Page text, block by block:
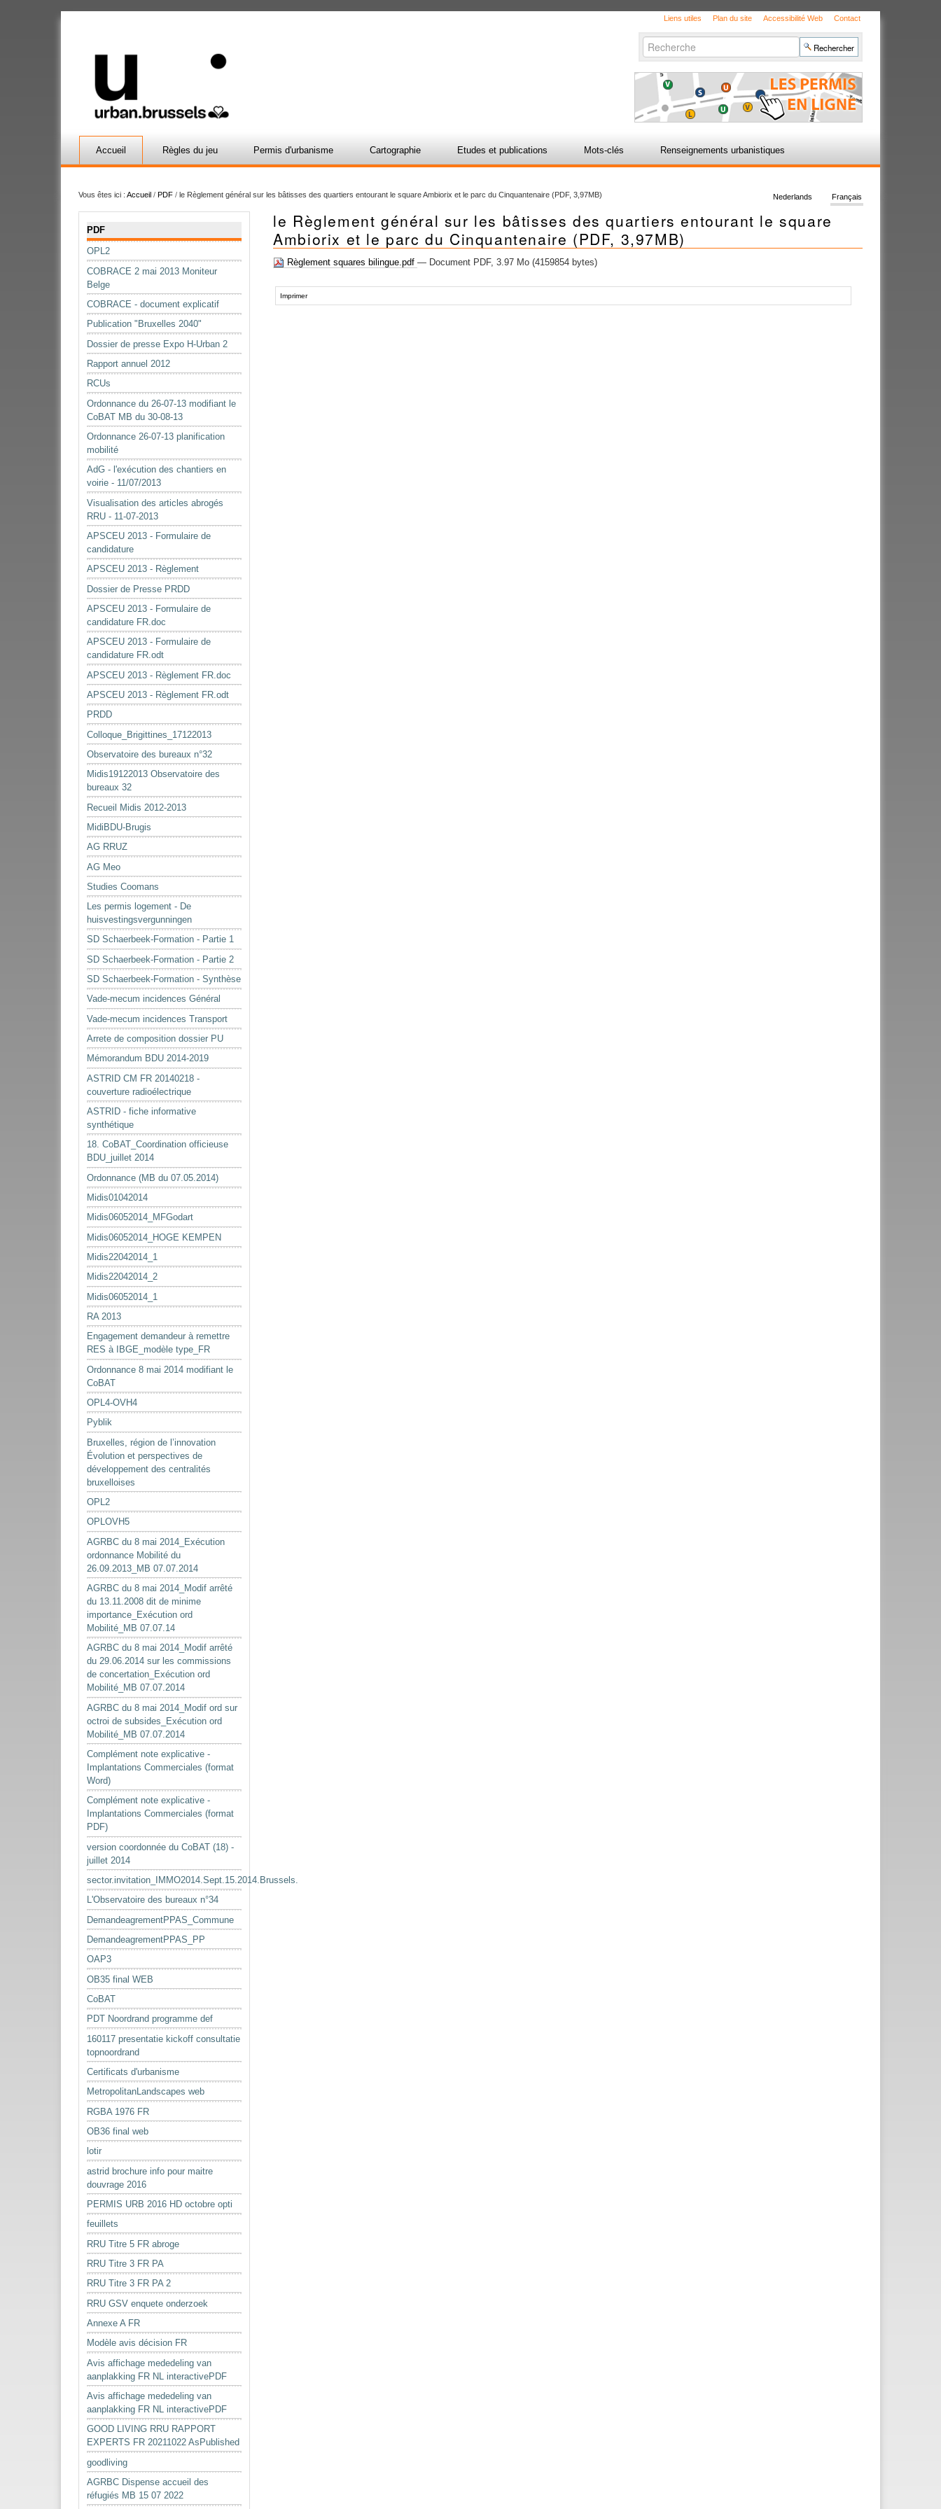
Liens utiles Plan du site Accessibilité Web Contact
Chercher par
avancée…
Accueil Règles du jeu Permis d'urbanisme Cartographie Etudes et publications Mots-clés Renseignements urbanistiques
Vous êtes ici : Accueil / PDF / le Règlement général sur les bâtisses des quartiers entourant le square Ambiorix et le parc du Cinquantenaire (PDF, 3,97MB) Français
Nederlands
PDF
OPL2
COBRACE 2 mai 2013 Moniteur
Belge
COBRACE - document explicatif
Publication "Bruxelles 2040"
Dossier de presse Expo H-Urban 2
Rapport annuel 2012
RCUs
Ordonnance du 26-07-13 modifiant le
CoBAT MB du 30-08-13
Ordonnance 26-07-13 planification
mobilité
AdG - l'exécution des chantiers en
voirie - 11/07/2013
Visualisation des articles abrogés
RRU - 11-07-2013
APSCEU 2013 - Formulaire de
candidature
APSCEU 2013 - Règlement
Dossier de Presse PRDD
APSCEU 2013 - Formulaire de
candidature FR.doc
APSCEU 2013 - Formulaire de
candidature FR.odt
APSCEU 2013 - Règlement FR.doc
APSCEU 2013 - Règlement FR.odt
PRDD
Colloque_Brigittines_17122013
Observatoire des bureaux n°32
Midis19122013 Observatoire des
bureaux 32
Recueil Midis 2012-2013
MidiBDU-Brugis
AG RRUZ
AG Meo
Studies Coomans
Les permis logement - De
huisvestingsvergunningen
SD Schaerbeek-Formation - Partie 1
SD Schaerbeek-Formation - Partie 2
SD Schaerbeek-Formation - Synthèse
Vade-mecum incidences Général
Vade-mecum incidences Transport
Arrete de composition dossier PU
Mémorandum BDU 2014-2019
ASTRID CM FR 20140218 -
couverture radioélectrique
ASTRID - fiche informative
synthétique
18. CoBAT_Coordination officieuse
BDU_juillet 2014
Ordonnance (MB du 07.05.2014)
Midis01042014
Midis06052014_MFGodart
Midis06052014_HOGE KEMPEN
Midis22042014_1
Midis22042014_2
Midis06052014_1
RA 2013
Engagement demandeur à remettre
RES à IBGE_modèle type_FR
Ordonnance 8 mai 2014 modifiant le
CoBAT
OPL4-OVH4
Pyblik
Bruxelles, région de l’innovation
Évolution et perspectives de
développement des centralités
bruxelloises
OPL2
OPLOVH5
AGRBC du 8 mai 2014_Exécution
ordonnance Mobilité du
26.09.2013_MB 07.07.2014
AGRBC du 8 mai 2014_Modif arrêté
du 13.11.2008 dit de minime
importance_Exécution ord
Mobilité_MB 07.07.14
AGRBC du 8 mai 2014_Modif arrêté
du 29.06.2014 sur les commissions
de concertation_Exécution ord
Mobilité_MB 07.07.2014
AGRBC du 8 mai 2014_Modif ord sur
octroi de subsides_Exécution ord
Mobilité_MB 07.07.2014
Complément note explicative -
Implantations Commerciales (format
Word)
Complément note explicative -
Implantations Commerciales (format
PDF)
version coordonnée du CoBAT (18) -
juillet 2014
sector.invitation_IMMO2014.Sept.15.2014.Brussels.
L'Observatoire des bureaux n°34
DemandeagrementPPAS_Commune
DemandeagrementPPAS_PP
OAP3
OB35 final WEB
CoBAT
PDT Noordrand programme def
160117 presentatie kickoff consultatie
topnoordrand
Certificats d'urbanisme
MetropolitanLandscapes web
RGBA 1976 FR
OB36 final web
lotir
astrid brochure info pour maitre
douvrage 2016
PERMIS URB 2016 HD octobre opti
feuillets
RRU Titre 5 FR abroge
RRU Titre 3 FR PA
RRU Titre 3 FR PA 2
RRU GSV enquete onderzoek
Annexe A FR
Modèle avis décision FR
Avis affichage mededeling van
aanplakking FR NL interactivePDF
Avis affichage mededeling van
aanplakking FR NL interactivePDF
GOOD LIVING RRU RAPPORT
EXPERTS FR 20211022 AsPublished
goodliving
AGRBC Dispense accueil des
réfugiés MB 15 07 2022
le Règlement général sur les bâtisses des quartiers entourant le square
Ambiorix et le parc du Cinquantenaire (PDF, 3,97MB)
Règlement squares bilingue.pdf— Document PDF, 3.97 Mo (4159854 bytes)
surImprimer